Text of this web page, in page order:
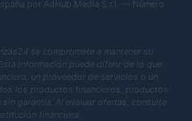
por AdHub Media S.r.l. — Número
se compromete a mantener su
información puede diferir de lo que
un proveedor de servicios o un
los productos financieros, productos
garantía. Al evaluar ofertas, consulte
financiera.